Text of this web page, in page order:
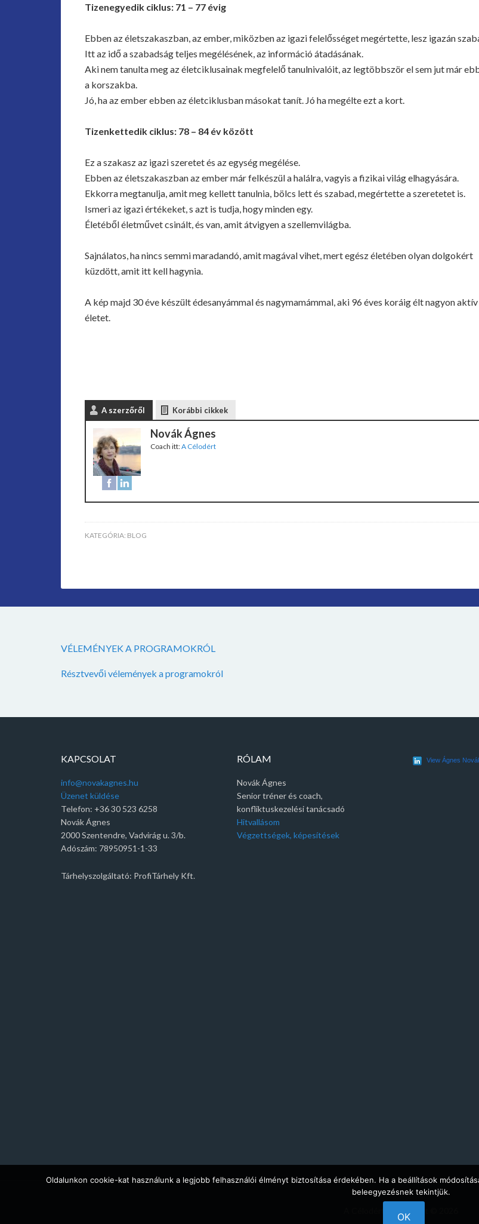
Tizenegyedik ciklus: 71 – 77 évig
Ebben az életszakaszban, az ember, miközben az igazi felelősséget megértette, lesz igazán
Itt az idő a szabadság teljes megélésének, az információ átadásának.
Aki nem tanulta meg az életciklusainak megfelelő tanulnivalóit, az legtöbbször el sem jut már
a korszakba.
Jó, ha az ember ebben az életciklusban másokat tanít. Jó ha megélte ezt a kort.
Tizenkettedik ciklus: 78 – 84 év között
Ez a szakasz az igazi szeretet és az egység megélése.
Ebben az életszakaszban az ember már felkészül a halálra, vagyis a fizikai világ elhagyására.
Ekkorra megtanulja, amit meg kellett tanulnia, bölcs lett és szabad, megértette a szeretetet is.
Ismeri az igazi értékeket, s azt is tudja, hogy minden egy.
Életéből életművet csinált, és van, amit átvigyen a szellemvilágba.
Sajnálatos, ha nincs semmi maradandó, amit magával vihet, mert egész életében olyan dolgokért
küzdött, amit itt kell hagynia.
A kép majd 30 éve készült édesanyámmal és nagymamámmal, aki 96 éves koráig élt nagyon aktív
életet.
A szerzőről Korábbi cikkek
Novák Ágnes
Coach itt:A Célodért
KATEGÓRIA: BLOG
VÉLEMÉNYEK A PROGRAMOKRÓL
Résztvevői vélemények a programokról
KAPCSOLAT
info@novakagnes.hu
Üzenet küldése
Telefon: +36 30 523 6258
Novák Ágnes
2000 Szentendre, Vadvirág u. 3/b.
Adószám: 78950951-1-33
Tárhelyszolgáltató: ProfiTárhely Kft.
RÓLAM
Novák Ágnes
Senior tréner és coach,
konfliktuskezelési tanácsadó
Hitvallásom
Végzettségek, képesítések
View Ágnes
Oldalunkon cookie-kat használunk a legjobb felhasználói élményt biztosítása érdekében. Ha a beállítások
beleegyezésnek tekintjük.
OK